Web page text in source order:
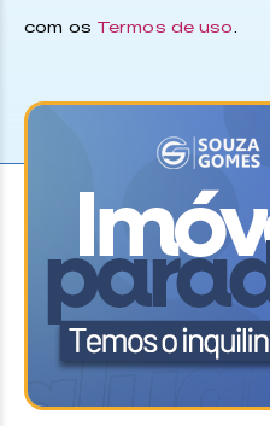
com os Termos de uso.